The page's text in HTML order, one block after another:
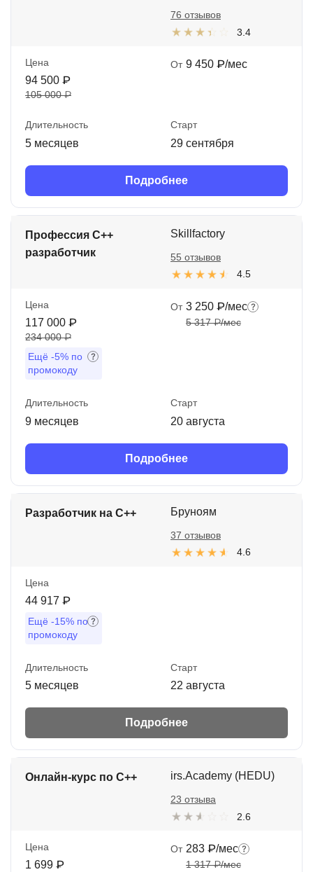
3.4
76 отзывов
Цена
94 500 ₽
105 000 ₽
От 9 450 ₽/мес
Длительность
5 месяцев
Старт
29 сентября
Подробнее
Профессия C++
разработчик
Skillfactory
4.5
55 отзывов
Цена
117 000 ₽
234 000 ₽
Ещё -5% по
промокоду
От 3 250 ₽/мес
5 317 ₽/мес
Длительность
9 месяцев
Старт
20 августа
Подробнее
Разработчик на C++ Бруноям
4.6
37 отзывов
Цена
44 917 ₽
Ещё -15% по
промокоду
Длительность
5 месяцев
Старт
22 августа
Подробнее
Онлайн-курс по C++ irs.Academy (HEDU)
2.6
23 отзыва
Цена
1 699 ₽
От 283 ₽/мес
1 317 ₽/мес